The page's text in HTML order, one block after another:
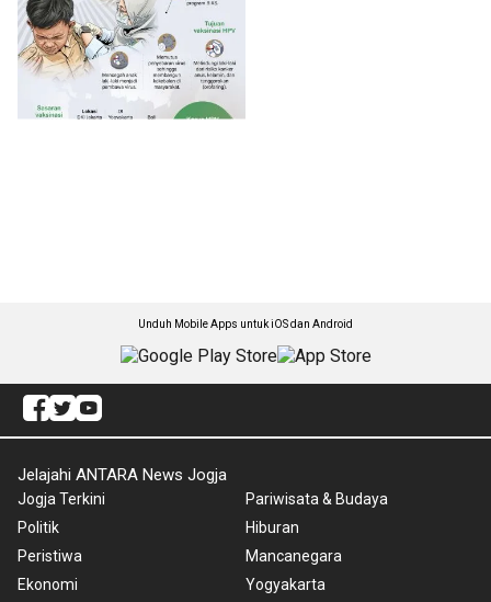
Unduh Mobile Apps untuk iOS dan Android
Jelajahi ANTARA News Jogja
Jogja Terkini
Politik
Peristiwa
Ekonomi
Pariwisata & Budaya
Hiburan
Mancanegara
Yogyakarta